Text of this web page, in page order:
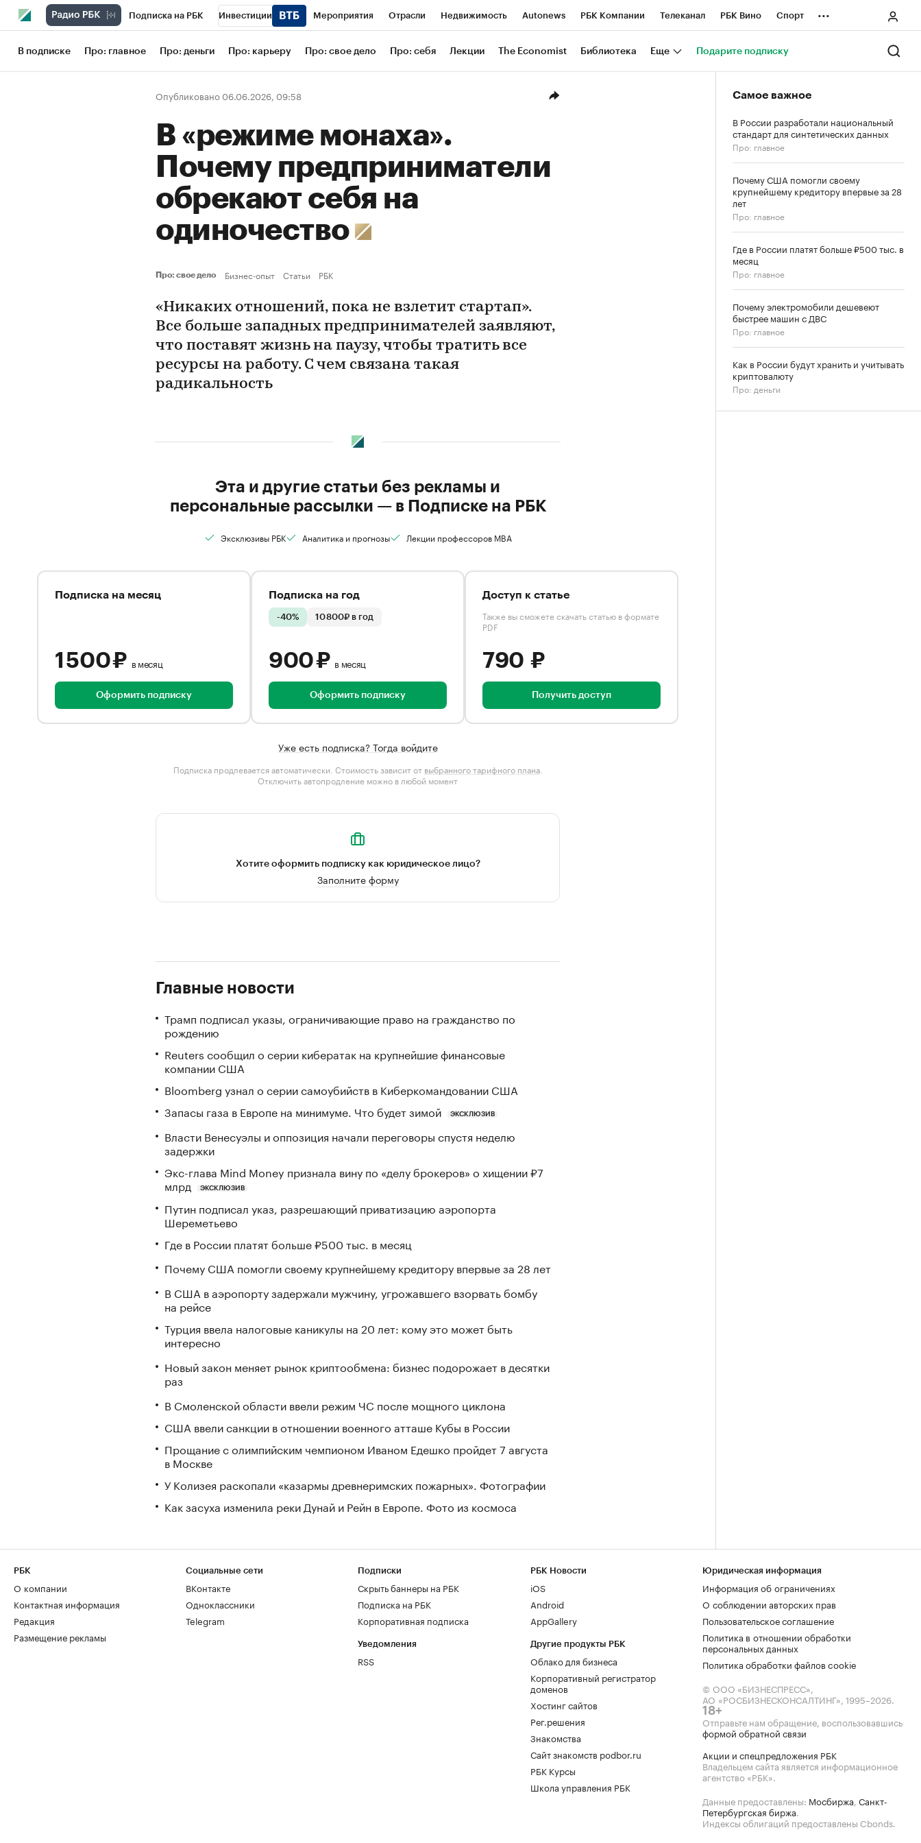
Подписка на РБК Инвестиции Мероприятия Отрасли Недвижимость Autonews РБК Компании Телеканал РБК Вино Спорт
Школа управления РБК РБК Образование РБК Life Тренды Визионеры Национальные проекты Город
Рынок наличной валюты
...
В подписке Про: главное Про: деньги Про: карьеру Про: свое дело Про: себя Лекции The Economist Библиотека Еще Подарите подписку
Опубликовано 06.06.2026, 09:58
В «режиме монаха».
Почему предприниматели
обрекают себя на
одиночество
Про: свое дело Бизнес-опыт Статьи РБК
«Никаких отношений, пока не взлетит стартап».
Все больше западных предпринимателей заявляют,
что поставят жизнь на паузу, чтобы тратить все
ресурсы на работу. С чем связана такая
радикальность
Эта и другие статьи без рекламы и
персональные рассылки — в Подписке на РБК
Эксклюзивы РБК Аналитика и прогнозы Лекции профессоров MBA
Подписка на месяц
1 500 ₽ в месяц
Оформить подписку
Подписка на год
-40% 10 800₽ в год
900 ₽ в месяц
Оформить подписку
Доступ к статье
Также вы сможете скачать статью в формате
PDF
790 ₽
Получить доступ
Уже есть подписка? Тогда войдите
Подписка продлевается автоматически. Стоимость зависит от выбранного тарифного плана.
Отключить автопродление можно в любой момент
Хотите оформить подписку как юридическое лицо?
Заполните форму
Главные новости
Трамп подписал указы, ограничивающие право на гражданство по
рождению
Reuters сообщил о серии кибератак на крупнейшие финансовые
компании США
Bloomberg узнал о серии самоубийств в Киберкомандовании США
Запасы газа в Европе на минимуме. Что будет зимой
ЭКСКЛЮЗИВ
Власти Венесуэлы и оппозиция начали переговоры спустя неделю
задержки
Экс-глава Mind Money признала вину по «делу брокеров» о хищении ₽7
млрд
ЭКСКЛЮЗИВ
Путин подписал указ, разрешающий приватизацию аэропорта
Шереметьево
Где в России платят больше ₽500 тыс. в месяц
Почему США помогли своему крупнейшему кредитору впервые за 28 лет
В США в аэропорту задержали мужчину, угрожавшего взорвать бомбу
на рейсе
Турция ввела налоговые каникулы на 20 лет: кому это может быть
интересно
Новый закон меняет рынок криптообмена: бизнес подорожает в десятки
раз
В Смоленской области ввели режим ЧС после мощного циклона
США ввели санкции в отношении военного атташе Кубы в России
Прощание с олимпийским чемпионом Иваном Едешко пройдет 7 августа
в Москве
У Колизея раскопали «казармы древнеримских пожарных». Фотографии
Как засуха изменила реки Дунай и Рейн в Европе. Фото из космоса
Самое важное
В России разработали национальный
стандарт для синтетических данных
Про: главное
Почему США помогли своему
крупнейшему кредитору впервые за 28
лет
Про: главное
Где в России платят больше ₽500 тыс. в
месяц
Про: главное
Почему электромобили дешевеют
быстрее машин с ДВС
Про: главное
Как в России будут хранить и учитывать
криптовалюту
Про: деньги
РБК
О компании
Контактная информация
Редакция
Размещение рекламы
Социальные сети
ВКонтакте
Одноклассники
Telegram
Подписки
Скрыть баннеры на РБК
Подписка на РБК
Корпоративная подписка
Уведомления
RSS
РБК Новости
iOS
Android
AppGallery
Другие продукты РБК
Облако для бизнеса
Корпоративный регистратор
доменов
Хостинг сайтов
Рег.решения
Знакомства
Сайт знакомств podbor.ru
РБК Курсы
Школа управления РБК
Юридическая информация
Информация об ограничениях
О соблюдении авторских прав
Пользовательское соглашение
Политика в отношении обработки
персональных данных
Политика обработки файлов cookie
© ООО «БИЗНЕСПРЕСС»,
АО «РОСБИЗНЕСКОНСАЛТИНГ», 1995–2026.
18+
Отправьте нам обращение, воспользовавшись
формой обратной связи
Акции и спецпредложения РБК
Владельцем сайта является информационное
агентство «РБК».
Данные предоставлены: Мосбиржа, Санкт-
Петербургская биржа.
Индексы облигаций предоставлены Cbonds.